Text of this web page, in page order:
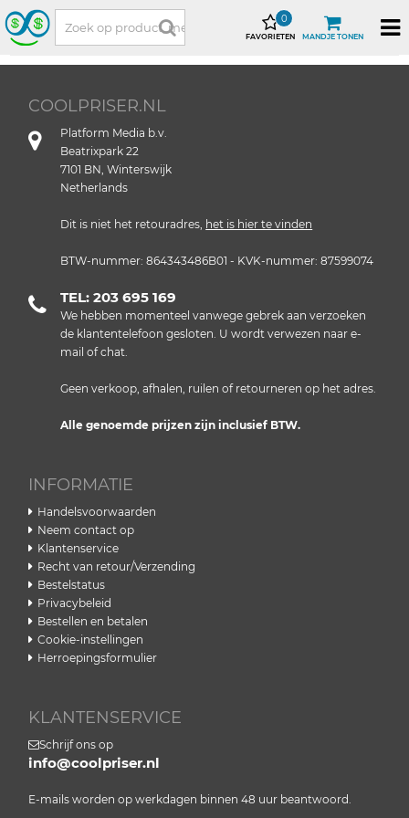
FAVORIETEN
0
MANDJE TONEN
COOLPRISER.NL
Platform Media b.v.
Beatrixpark 22
7101 BN, Winterswijk
Netherlands
Dit is niet het retouradres, het is hier te vinden
BTW-nummer: 864343486B01 - KVK-nummer: 87599074
TEL: 203 695 169
We hebben momenteel vanwege gebrek aan verzoeken
de klantentelefoon gesloten. U wordt verwezen naar e-
mail of chat.
Geen verkoop, afhalen, ruilen of retourneren op het adres.
Alle genoemde prijzen zijn inclusief BTW.
INFORMATIE
Handelsvoorwaarden
Neem contact op
Klantenservice
Recht van retour/Verzending
Bestelstatus
Privacybeleid
Bestellen en betalen
Cookie-instellingen
Herroepingsformulier
KLANTENSERVICE
Schrijf ons op
info@coolpriser.nl
E-mails worden op werkdagen binnen 48 uur beantwoord.